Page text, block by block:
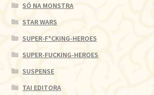
SÓ NA MONSTRA
STAR WARS
SUPER-F*CKING-HEROES
SUPER-FUCKING-HEROES
SUSPENSE
TAI EDITORA